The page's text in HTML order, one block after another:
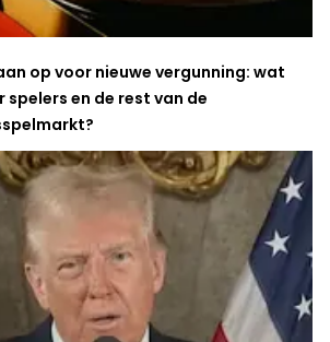
op voor nieuwe vergunning: wat
en de rest van de